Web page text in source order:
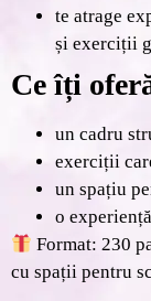
te atrage
și exerciții
Ce îți
un cadru
exerciții
un spațiu
o
Format: 230
cu spații pentru